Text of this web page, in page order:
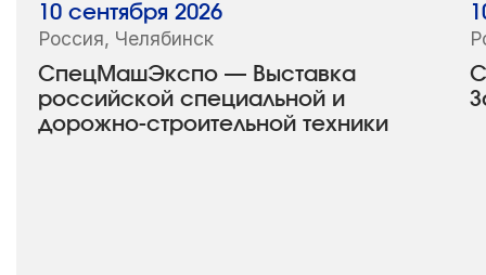
СпецМашЭкспо — Выставка
российской специальной и
дорожно-строительной техники
10 сентября 2026
Россия, Челябинск